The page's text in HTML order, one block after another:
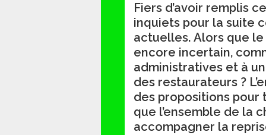
Fiers d’avoir remplis
inquiets pour la suite
actuelles. Alors que
encore incertain,
administratives et à
des restaurateurs ?
des propositions
que l’ensemble de la
accompagner la